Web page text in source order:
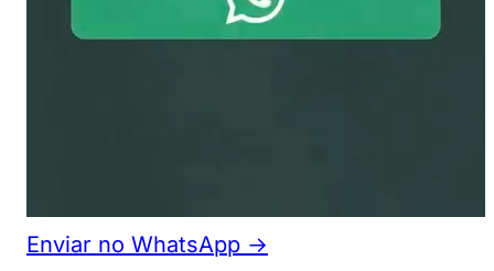
Enviar no WhatsApp →